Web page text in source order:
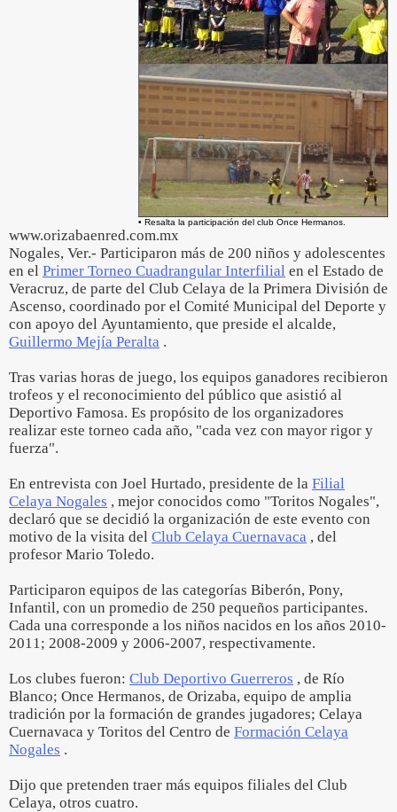
• Resalta la participación del club Once Hermanos.
www.orizabaenred.com.mx
Nogales, Ver.- Participaron más de 200 niños y adolescentes
en el Primer Torneo Cuadrangular Interfilial en el Estado de
Veracruz, de parte del Club Celaya de la Primera División de
Ascenso, coordinado por el Comité Municipal del Deporte y
con apoyo del Ayuntamiento, que preside el alcalde,
Guillermo Mejía Peralta .
Tras varias horas de juego, los equipos ganadores recibieron
trofeos y el reconocimiento del público que asistió al
Deportivo Famosa. Es propósito de los organizadores
realizar este torneo cada año, "cada vez con mayor rigor y
fuerza".
En entrevista con Joel Hurtado, presidente de la Filial
Celaya Nogales , mejor conocidos como "Toritos Nogales",
declaró que se decidió la organización de este evento con
motivo de la visita del Club Celaya Cuernavaca , del
profesor Mario Toledo.
Participaron equipos de las categorías Biberón, Pony,
Infantil, con un promedio de 250 pequeños participantes.
Cada una corresponde a los niños nacidos en los años 2010-
2011; 2008-2009 y 2006-2007, respectivamente.
Los clubes fueron: Club Deportivo Guerreros , de Río
Blanco; Once Hermanos, de Orizaba, equipo de amplia
tradición por la formación de grandes jugadores; Celaya
Cuernavaca y Toritos del Centro de Formación Celaya
Nogales .
Dijo que pretenden traer más equipos filiales del Club
Celaya, otros cuatro.